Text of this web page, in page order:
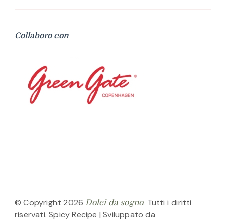
Collaboro con
© Copyright 2026 Dolci da sogno. Tutti i diritti
riservati. Spicy Recipe | Sviluppato da